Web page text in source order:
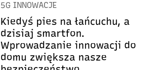
5G INNOWACJE
Kiedyś pies na łańcuchu, a
dzisiaj smartfon.
Wprowadzanie innowacji do
domu zwiększa nasze